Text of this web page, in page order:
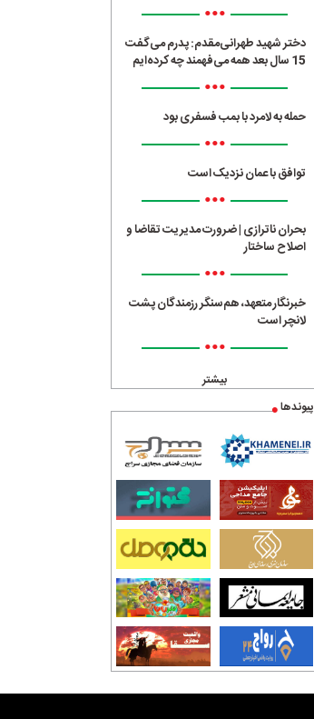
•••
دختر شهید طهرانی‌مقدم: پدرم می‌گفت
15 سال بعد همه می‌فهمند چه کرده‌ایم
•••
حمله به لامرد با بمب فسفری بود
•••
توافق با عمان نزدیک است
•••
بحران ناترازی | ضرورت مدیریت تقاضا و
اصلاح ساختار
•••
خبرنگار متعهد، هم‌سنگر رزمندگان پشت
لانچر است
•••
بیشتر
پیوندها